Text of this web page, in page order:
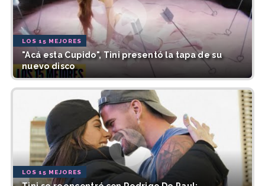
LOS 15 MEJORES
"Acá esta Cupido", Tini presentó la tapa de su
nuevo disco
LOS 15 MEJORES